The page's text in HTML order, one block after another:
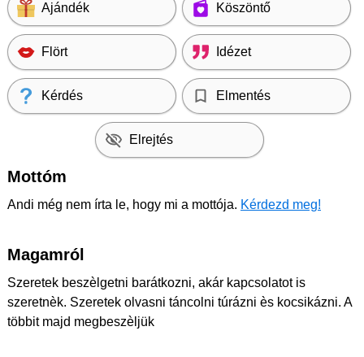
Ajándék Köszöntő
Flört Idézet
Kérdés Elmentés
Elrejtés
Mottóm
Andi még nem írta le, hogy mi a mottója. Kérdezd meg!
Magamról
Szeretek beszèlgetni barátkozni, akár kapcsolatot is
szeretnèk. Szeretek olvasni táncolni túrázni ès kocsikázni. A
többit majd megbeszèljük